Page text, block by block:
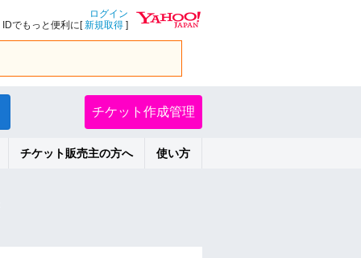
ログイン
IDでもっと便利に[新規取得 ]
チケット作成管理
チケット販売主の方へ 使い方